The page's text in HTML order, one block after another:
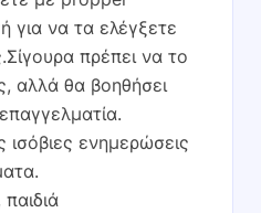
για να τα ελέγξετε
πρέπει να το
αλλά θα βοηθήσει
ισόβιες ενημερώσεις